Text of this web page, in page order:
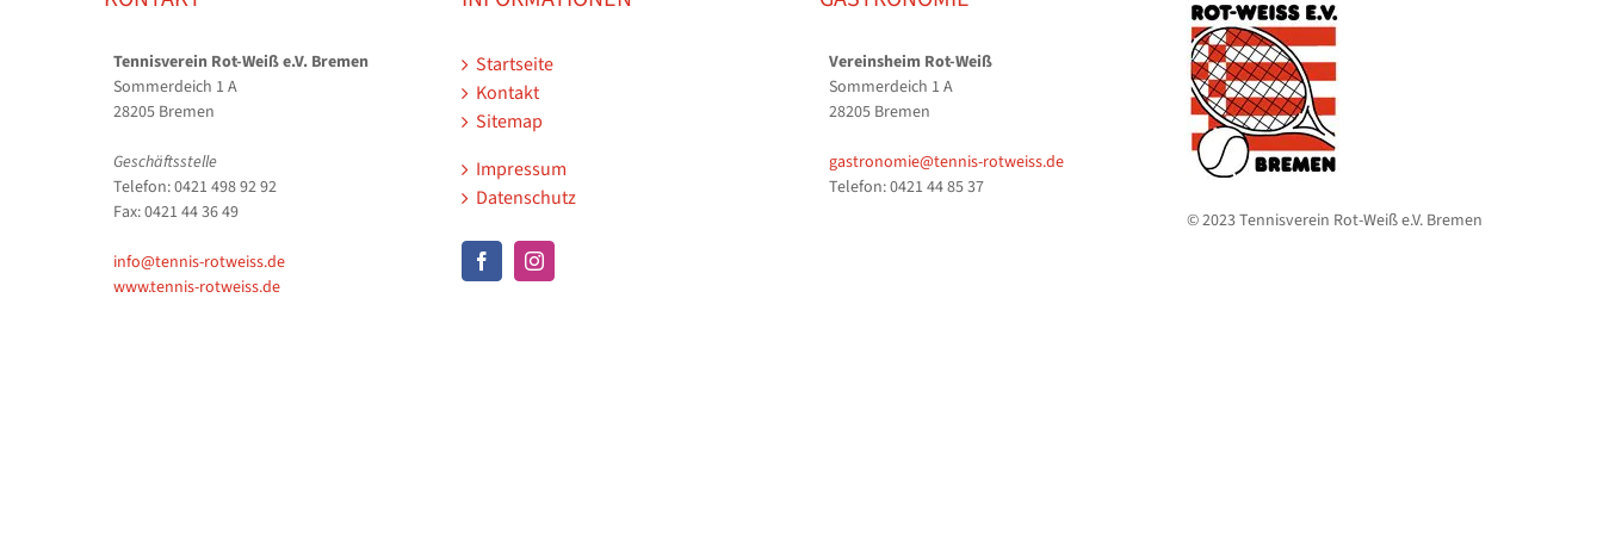
Tennisverein Rot-Weiß e.V. Bremen
Sommerdeich 1 A
28205 Bremen
Geschäftsstelle
Telefon: 0421 498 92 92
Fax: 0421 44 36 49
info@tennis-rotweiss.de
www.tennis-rotweiss.de
Startseite
Kontakt
Sitemap
Impressum
Datenschutz
Vereinsheim Rot-Weiß
Sommerdeich 1 A
28205 Bremen
gastronomie@tennis-rotweiss.de
Telefon: 0421 44 85 37
© 2023 Tennisverein Rot-Weiß e.V. Bremen